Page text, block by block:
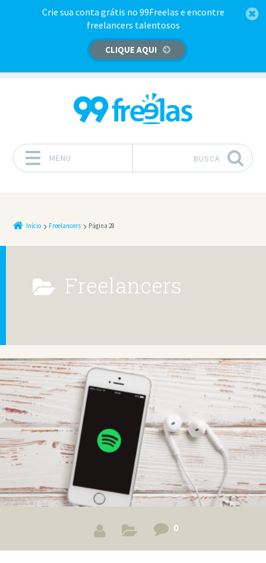
Crie sua conta grátis no 99Freelas e encontre
freelancers talentosos
CLIQUE AQUI
MENU BUSCA
Início Freelancers Página 28
Freelancers
0